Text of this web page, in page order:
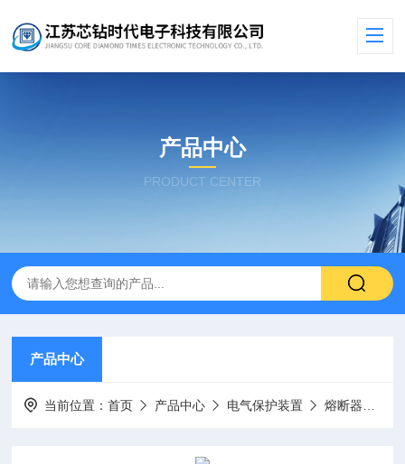
产品中心
PRODUCT CENTER
产品中心
当前位置：首页 产品中心 电气保护装置 熔断器